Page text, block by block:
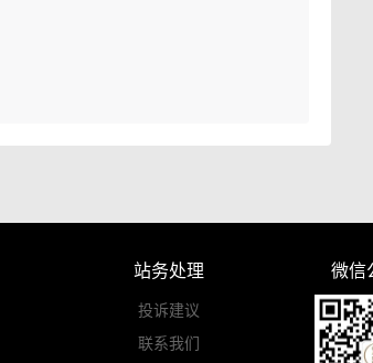
站务处理
投诉建议
联系我们
微信